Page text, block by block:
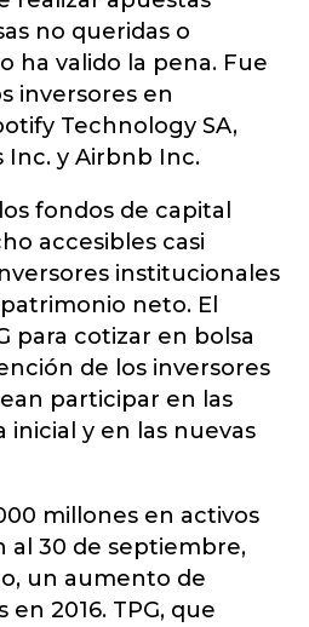
no queridas o
ha valido la pena. Fue
inversores en
Technology SA,
Inc. y Airbnb Inc.
fondos de capital
accesibles casi
institucionales
neto. El
para cotizar en bolsa
de los inversores
participar en las
inicial y en las nuevas
millones en activos
al 30 de septiembre,
un aumento de
en 2016. TPG, que